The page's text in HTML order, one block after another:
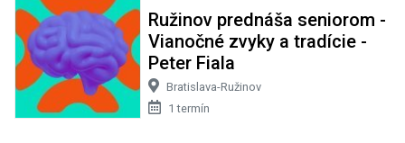
Ružinov prednáša seniorom -
Vianočné zvyky a tradície -
Peter Fiala
Bratislava-Ružinov
1 termín